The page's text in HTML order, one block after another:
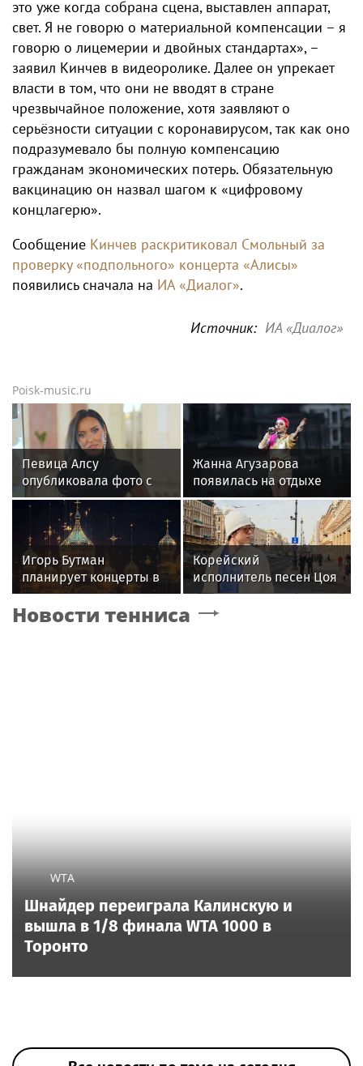
это уже когда собрана сцена, выставлен аппарат,
свет. Я не говорю о материальной компенсации – я
говорю о лицемерии и двойных стандартах», –
заявил Кинчев в видеоролике. Далее он упрекает
власти в том, что они не вводят в стране
чрезвычайное положение, хотя заявляют о
серьёзности ситуации с коронавирусом, так как оно
подразумевало бы полную компенсацию
гражданам экономических потерь. Обязательную
вакцинацию он назвал шагом к «цифровому
концлагерю».
Сообщение Кинчев раскритиковал Смольный за
проверку «подпольного» концерта «Алисы»
появились сначала на ИА «Диалог».
Источник: ИА «Диалог»
Poisk-music.ru
Певица Алсу
опубликовала фото с
родителями из
деревни Уяндык в
Башкирии
Жанна Агузарова
появилась на отдыхе
с 22-летним
фотографом
Игорь Бутман
планирует концерты в
Бразилии и Никарагуа
в этом году
Корейский
исполнитель песен Цоя
Сон Вон Соп захотел
пожить в Нижнем
Новости тенниса
WTA
Шнайдер переиграла Калинскую и
вышла в 1/8 финала WTA 1000 в
Торонто